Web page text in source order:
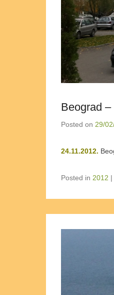
Beograd –
Posted on 29/
24.11.2012.
Posted in 2012 |